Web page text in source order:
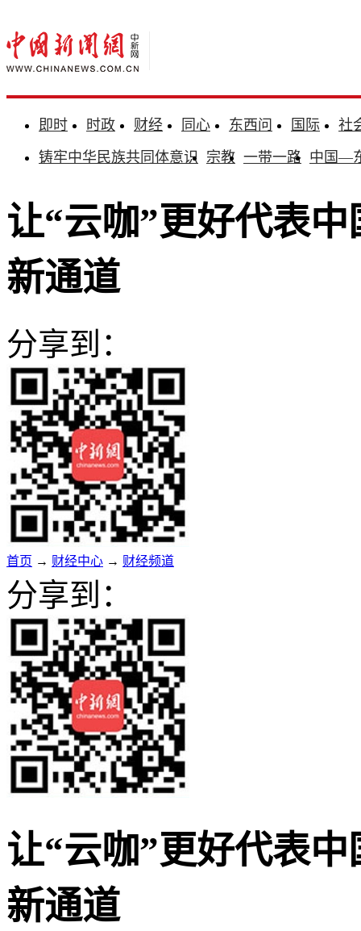
即时 时政 财经 同心 东西问 国际
社
铸牢中华民族共同体意识 宗教 一带一路 中国—
让“云咖”更好代表
新通道
分享到：
首页 → 财经中心 → 财经频道
分享到：
让“云咖”更好代表
新通道